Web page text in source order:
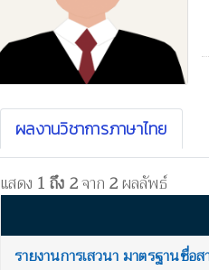
ผลงานวิชาการภาษาไทย
แสดง 1 ถึง 2จาก 2ผลลัพธ์
รายงานการเสวนา มาตรฐานชื่อ